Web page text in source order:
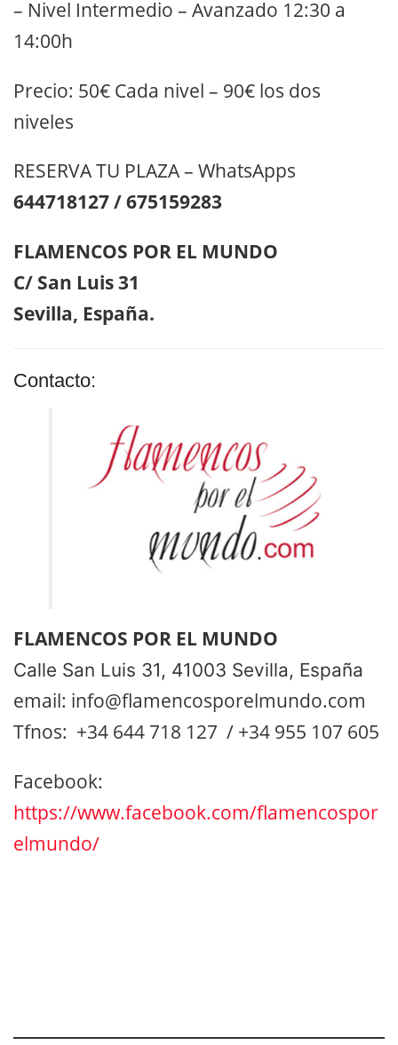
– Nivel Intermedio – Avanzado 12:30 a
14:00h
Precio: 50€ Cada nivel – 90€ los dos
niveles
RESERVA TU PLAZA – WhatsApps
644718127 / 675159283
FLAMENCOS POR EL MUNDO
C/ San Luis 31
Sevilla, España.
Contacto:
FLAMENCOS POR EL MUNDO
Calle San Luis 31, 41003 Sevilla, España
email: info@flamencosporelmundo.com
Tfnos: +34 644 718 127 / +34 955 107 605
Facebook:
https://www.facebook.com/flamencospor
elmundo/